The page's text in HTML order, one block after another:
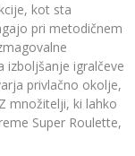
kot sta
pri metodičnem
izboljšanje igralčeve
privlačno okolje,
množitelji, ki lahko
Super Roulette,